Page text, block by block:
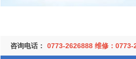
咨询电话： 0773-2626888 维修：0773-